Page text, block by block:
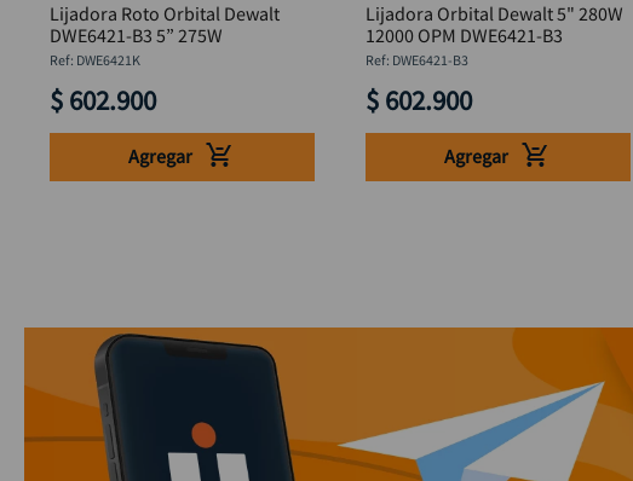
Lijadora Roto Orbital Dewalt
DWE6421-B3 5” 275W
: DWE6421K
$ 602.900
Agregar
Lijadora Orbital Dewalt 5" 280W
12000 OPM DWE6421-B3
: DWE6421-B3
$ 602.900
Agregar